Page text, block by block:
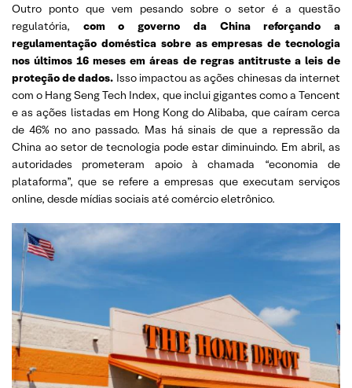
Outro ponto que vem pesando sobre o setor é a questão
regulatória, com o governo da China reforçando a
regulamentação doméstica sobre as empresas de tecnologia
nos últimos 16 meses em áreas de regras antitruste a leis de
proteção de dados. Isso impactou as ações chinesas da internet
com o Hang Seng Tech Index, que inclui gigantes como a Tencent
e as ações listadas em Hong Kong do Alibaba, que caíram cerca
de 46% no ano passado. Mas há sinais de que a repressão da
China ao setor de tecnologia pode estar diminuindo. Em abril, as
autoridades prometeram apoio à chamada “economia de
plataforma”, que se refere a empresas que executam serviços
online, desde mídias sociais até comércio eletrônico.